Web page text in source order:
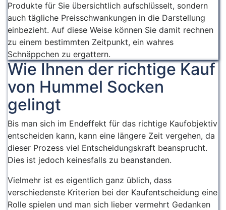
Produkte für Sie übersichtlich aufschlüsselt, sondern
auch tägliche Preisschwankungen in die Darstellung
einbezieht. Auf diese Weise können Sie damit rechnen
zu einem bestimmten Zeitpunkt, ein wahres
Schnäppchen zu ergattern.
Wie Ihnen der richtige Kauf
von Hummel Socken
gelingt
Bis man sich im Endeffekt für das richtige Kaufobjektiv
entscheiden kann, kann eine längere Zeit vergehen, da
dieser Prozess viel Entscheidungskraft beansprucht.
Dies ist jedoch keinesfalls zu beanstanden.
Vielmehr ist es eigentlich ganz üblich, dass
verschiedenste Kriterien bei der Kaufentscheidung eine
Rolle spielen und man sich lieber vermehrt Gedanken